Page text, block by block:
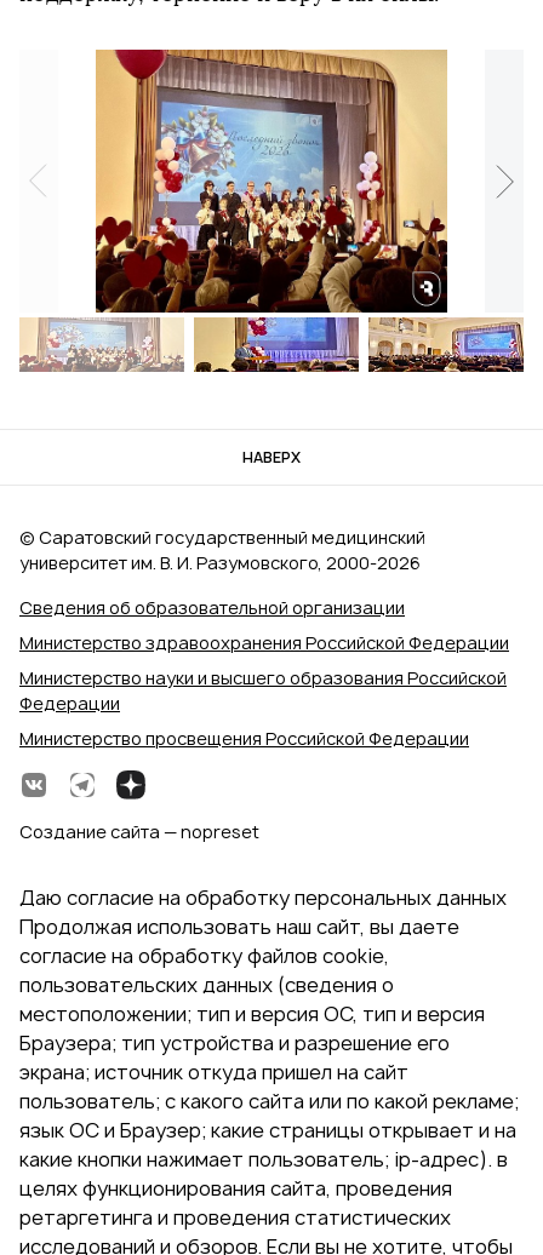
НАВЕРХ
Сведения об образовательной организации
Министерство здравоохранения Российской Федерации
Министерство науки и высшего образования Российской
Федерации
Министерство просвещения Российской Федерации
© Саратовский государственный медицинский
университет им. В. И. Разумовского, 2000‑2026
Создание сайта — nopreset
Даю согласие на обработку персональных данных
Продолжая использовать наш сайт, вы даете
согласие на обработку файлов cookie,
пользовательских данных (сведения о
местоположении; тип и версия ОС, тип и версия
Браузера; тип устройства и разрешение его
экрана; источник откуда пришел на сайт
пользователь; с какого сайта или по какой рекламе;
язык ОС и Браузер; какие страницы открывает и на
какие кнопки нажимает пользователь; ip-адрес). в
целях функционирования сайта, проведения
ретаргетинга и проведения статистических
исследований и обзоров. Если вы не хотите, чтобы